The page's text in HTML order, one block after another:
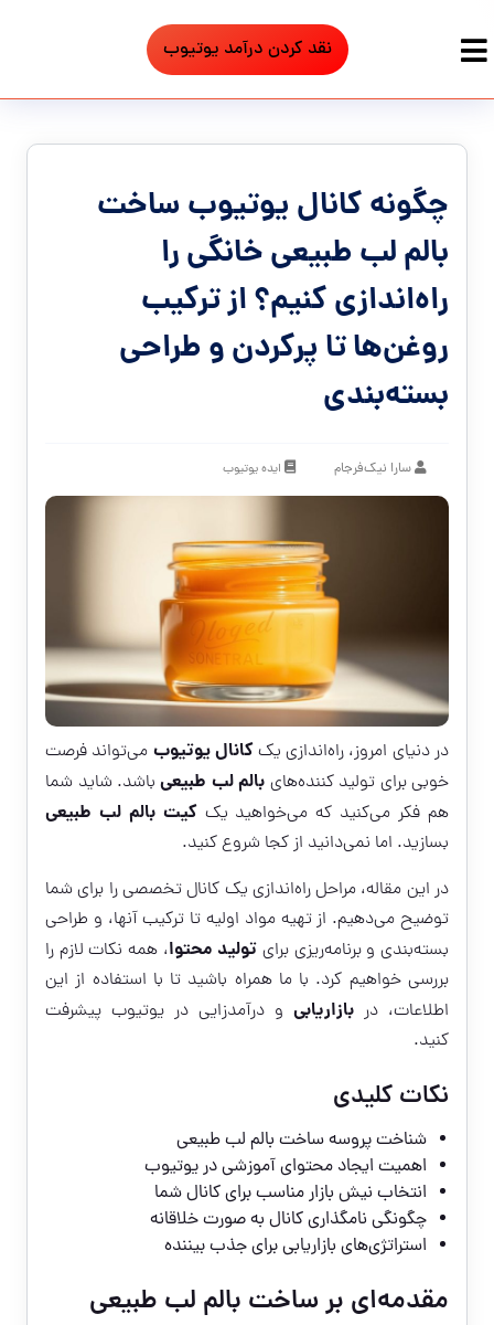
نقد کردن درآمد یوتیوب
چگونه کانال یوتیوب ساخت
بالم لب طبیعی خانگی را
راه‌اندازی کنیم؟ از ترکیب
روغن‌ها تا پرکردن و طراحی
بسته‌بندی
سارا نیک‌فرجام ایده یوتیوب
در دنیای امروز، راه‌اندازی یککانال یوتیوب می‌تواند فرصت
خوبی برای تولید کننده‌های بالم لب طبیعیباشد. شاید شما
هم فکر می‌کنید که می‌خواهید یککیت بالم لب طبیعی
بسازید. اما نمی‌دانید از کجا شروع کنید.
در این مقاله، مراحل راه‌اندازی یک کانال تخصصی را برای شما
توضیح می‌دهیم. از تهیه مواد اولیه تا ترکیب آنها، و طراحی
بسته‌بندی و برنامه‌ریزی برای تولید محتوا، همه نکات لازم را
بررسی خواهیم کرد. با ما همراه باشید تا با استفاده از این
اطلاعات، دربازاریابی و درآمدزایی در یوتیوب پیشرفت
کنید.
نکات کلیدی
شناخت پروسه ساخت بالم لب طبیعی
اهمیت ایجاد محتوای آموزشی در یوتیوب
انتخاب نیش بازار مناسب برای کانال شما
چگونگی نامگذاری کانال به صورت خلاقانه
استراتژی‌های بازاریابی برای جذب بیننده
مقدمه‌ای بر ساخت بالم لب طبیعی